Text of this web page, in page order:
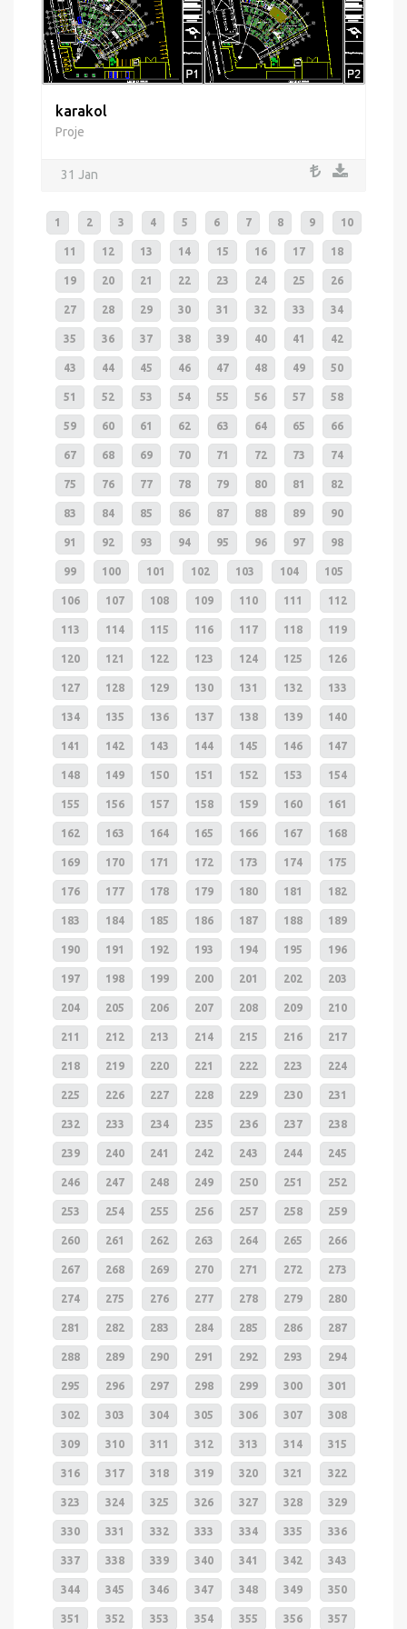
karakol
Proje
31 Jan
1 2 3 4 5 6 7 8 9 10
11 12 13 14 15 16 17 18
19 20 21 22 23 24 25 26
27 28 29 30 31 32 33 34
35 36 37 38 39 40 41 42
43 44 45 46 47 48 49 50
51 52 53 54 55 56 57 58
59 60 61 62 63 64 65 66
67 68 69 70 71 72 73 74
75 76 77 78 79 80 81 82
83 84 85 86 87 88 89 90
91 92 93 94 95 96 97 98
99 100 101 102 103 104 105
106 107 108 109 110 111 112
113 114 115 116 117 118 119
120 121 122 123 124 125 126
127 128 129 130 131 132 133
134 135 136 137 138 139 140
141 142 143 144 145 146 147
148 149 150 151 152 153 154
155 156 157 158 159 160 161
162 163 164 165 166 167 168
169 170 171 172 173 174 175
176 177 178 179 180 181 182
183 184 185 186 187 188 189
190 191 192 193 194 195 196
197 198 199 200 201 202 203
204 205 206 207 208 209 210
211 212 213 214 215 216 217
218 219 220 221 222 223 224
225 226 227 228 229 230 231
232 233 234 235 236 237 238
239 240 241 242 243 244 245
246 247 248 249 250 251 252
253 254 255 256 257 258 259
260 261 262 263 264 265 266
267 268 269 270 271 272 273
274 275 276 277 278 279 280
281 282 283 284 285 286 287
288 289 290 291 292 293 294
295 296 297 298 299 300 301
302 303 304 305 306 307 308
309 310 311 312 313 314 315
316 317 318 319 320 321 322
323 324 325 326 327 328 329
330 331 332 333 334 335 336
337 338 339 340 341 342 343
344 345 346 347 348 349 350
351 352 353 354 355 356 357